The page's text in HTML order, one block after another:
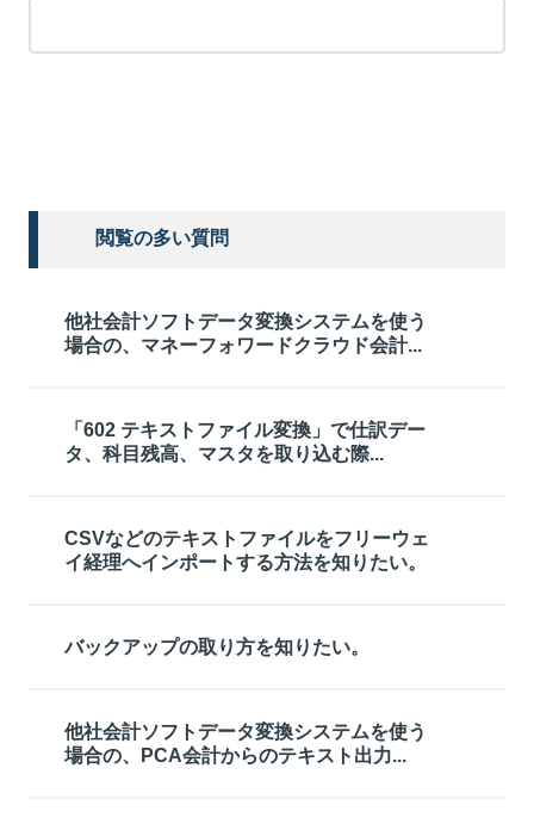
閲覧の多い質問
他社会計ソフトデータ変換システムを使う
場合の、マネーフォワードクラウド会計...
「602 テキストファイル変換」で仕訳デー
タ、科目残高、マスタを取り込む際...
CSVなどのテキストファイルをフリーウェ
イ経理へインポートする方法を知りたい。
バックアップの取り方を知りたい。
他社会計ソフトデータ変換システムを使う
場合の、PCA会計からのテキスト出力...